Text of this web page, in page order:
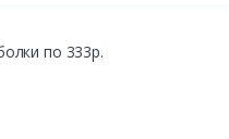
по 333р.